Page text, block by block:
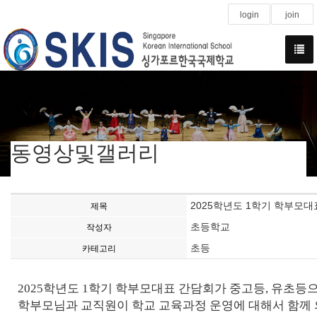
login join
동영상및갤러리
제목 2025학년도 1학기 학부모대
작성자 초등학교
카테고리 초등
2025학년도 1학기 학부모대표 간담회가 중고등, 유초등
학부모님과 교직원이 학교 교육과정 운영에 대해서 함